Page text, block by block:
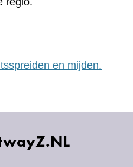
en mijden.